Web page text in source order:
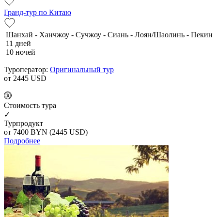
Гранд-тур по Китаю
Шанхай - Ханчжоу - Сучжоу - Сиань - Лоян/Шаолинь - Пекин
11 дней
10 ночей
Туроператор: Оригинальный тур
от 2445 USD
Cтоимость тура
✓
Турпродукт
от 7400 BYN (2445 USD)
Подробнее